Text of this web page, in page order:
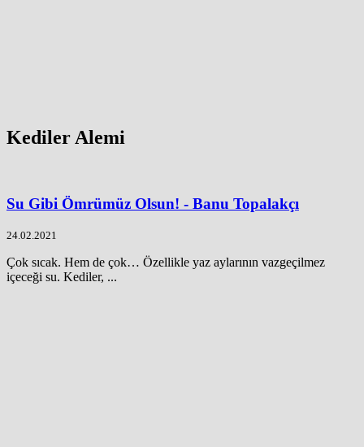
Kediler Alemi
Su Gibi Ömrümüz Olsun! - Banu Topalakçı
24.02.2021
Çok sıcak. Hem de çok… Özellikle yaz aylarının vazgeçilmez
içeceği su. Kediler, ...